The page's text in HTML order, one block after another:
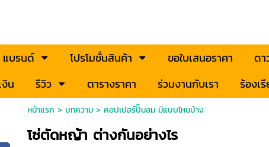
แบรนด์ โปรโมชั่นสินค้า ขอใบเสนอราคา ดา
น รีวิว ตารางราคา ร่วมงานกับเรา ร้องเ
หน้าแรก > บทความ> คอปเปอร์ปั๊มลม มีแบบไหนบ้าง
โซ่ตัดหญ้า ต่างกันอย่างไร